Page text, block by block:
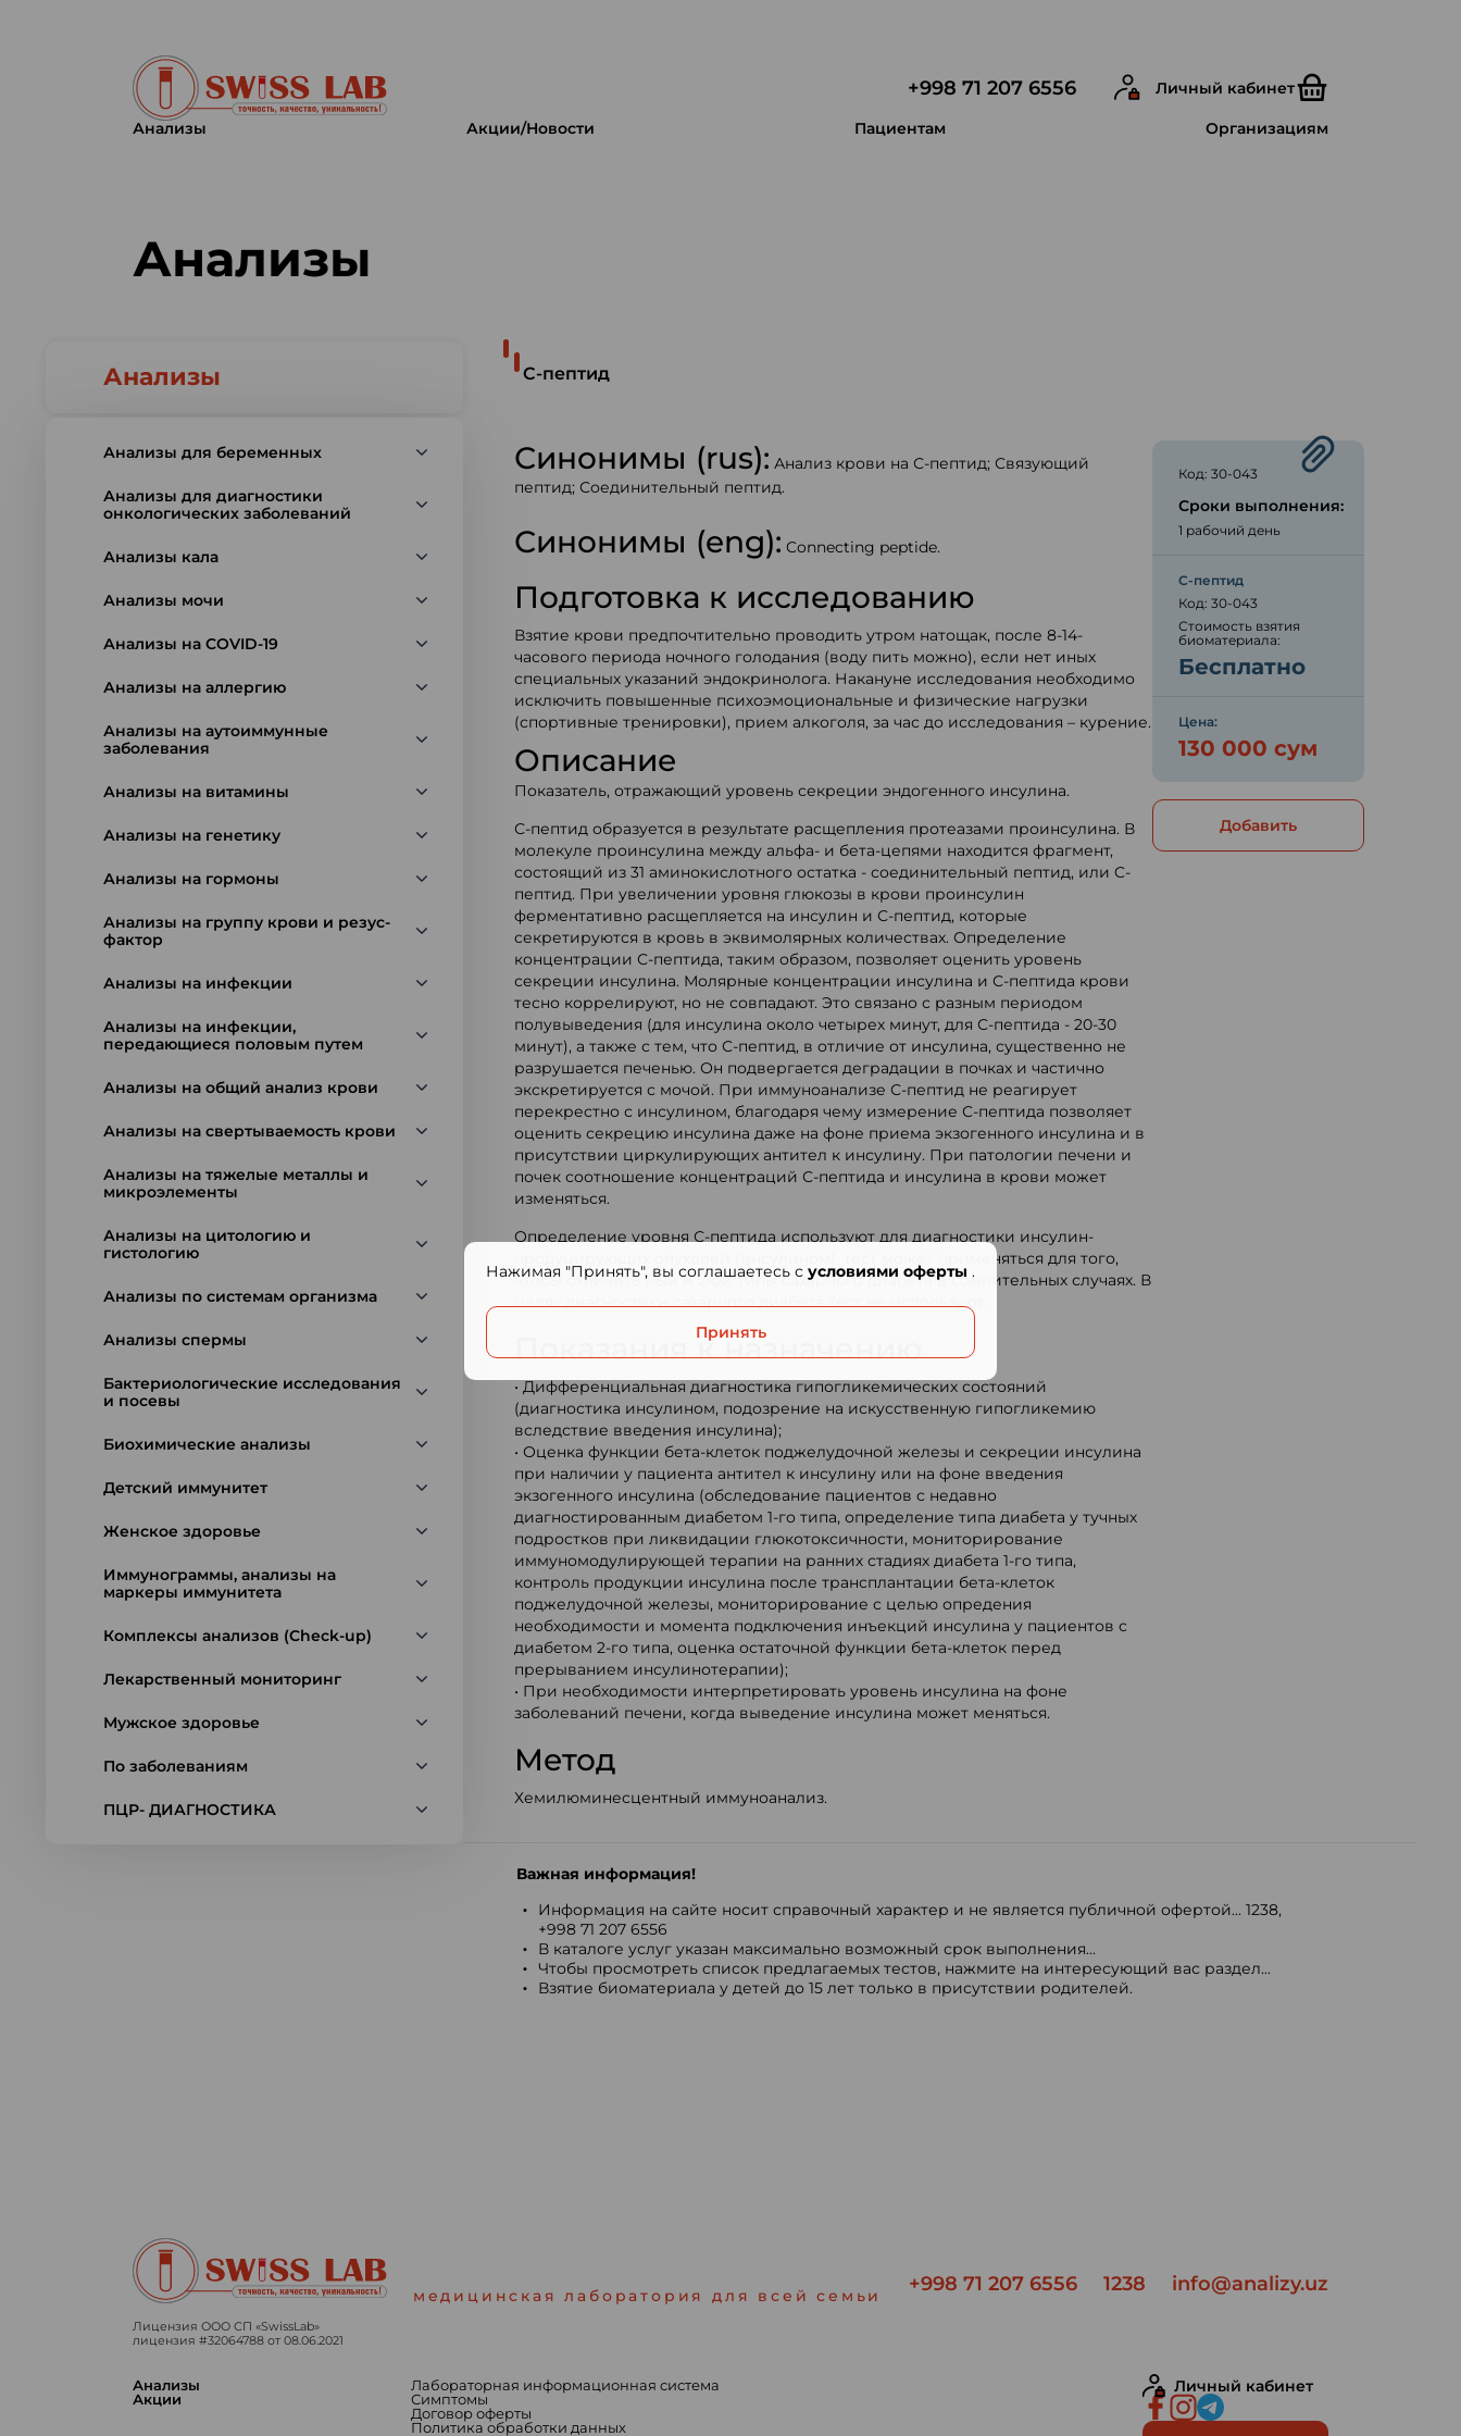
+998 71 207 6556 Личный кабинет
Анализы Акции/Новости Пациентам Организациям
Анализы
Анализы
Анализы для беременных
Анализы для диагностики
онкологических заболеваний
Анализы кала
Анализы мочи
Анализы на COVID-19
Анализы на аллергию
Анализы на аутоиммунные
заболевания
Анализы на витамины
Анализы на генетику
Анализы на гормоны
Анализы на группу крови и резус-
фактор
Анализы на инфекции
Анализы на инфекции,
передающиеся половым путем
Анализы на общий анализ крови
Анализы на свертываемость крови
Анализы на тяжелые металлы и
микроэлементы
Анализы на цитологию и
гистологию
Анализы по системам организма
Анализы спермы
Бактериологические исследования
и посевы
Биохимические анализы
Детский иммунитет
Женское здоровье
Иммунограммы, анализы на
маркеры иммунитета
Комплексы анализов (Check-up)
Лекарственный мониторинг
Мужское здоровье
По заболеваниям
ПЦР- ДИАГНОСТИКА
С-пептид
Синонимы (rus): Анализ крови на С-пептид; Связующий
пептид; Соединительный пептид.
Синонимы (eng): Connecting peptide.
Подготовка к исследованию
Взятие крови предпочтительно проводить утром натощак, после 8-14-
часового периода ночного голодания (воду пить можно), если нет иных
специальных указаний эндокринолога. Накануне исследования необходимо
исключить повышенные психоэмоциональные и физические нагрузки
(спортивные тренировки), прием алкоголя, за час до исследования – курение.
Описание
Показатель, отражающий уровень секреции эндогенного инсулина.
С-пептид образуется в результате расщепления протеазами проинсулина. В
молекуле проинсулина между альфа- и бета-цепями находится фрагмент,
состоящий из 31 аминокислотного остатка - соединительный пептид, или C-
пептид. При увеличении уровня глюкозы в крови проинсулин
ферментативно расщепляется на инсулин и С-пептид, которые
секретируются в кровь в эквимолярных количествах. Определение
концентрации С-пептида, таким образом, позволяет оценить уровень
секреции инсулина. Молярные концентрации инсулина и С-пептида крови
тесно коррелируют, но не совпадают. Это связано с разным периодом
полувыведения (для инсулина около четырех минут, для С-пептида - 20-30
минут), а также с тем, что С-пептид, в отличие от инсулина, существенно не
разрушается печенью. Он подвергается деградации в почках и частично
экскретируется с мочой. При иммуноанализе С-пептид не реагирует
перекрестно с инсулином, благодаря чему измерение С-пептида позволяет
оценить секрецию инсулина даже на фоне приема экзогенного инсулина и в
присутствии циркулирующих антител к инсулину. При патологии печени и
почек соотношение концентраций С-пептида и инсулина в крови может
изменяться.
Определение уровня С-пептида используют для диагностики инсулин-
продуцирующих опухолей (инсулином), тест может применяться для того,
чтобы отличить 1-ый и 2-ой типы сахарного диабета в сомнительных случаях. В
целях диагностики сахарного диабета тест не используют.
Показания к назначению
• Дифференциальная диагностика гипогликемических состояний
(диагностика инсулином, подозрение на искусственную гипогликемию
вследствие введения инсулина);
• Оценка функции бета-клеток поджелудочной железы и секреции инсулина
при наличии у пациента антител к инсулину или на фоне введения
экзогенного инсулина (обследование пациентов с недавно
диагностированным диабетом 1-го типа, определение типа диабета у тучных
подростков при ликвидации глюкотоксичности, мониторирование
иммуномодулирующей терапии на ранних стадиях диабета 1-го типа,
контроль продукции инсулина после трансплантации бета-клеток
поджелудочной железы, мониторирование с целью опредения
необходимости и момента подключения инъекций инсулина у пациентов с
диабетом 2-го типа, оценка остаточной функции бета-клеток перед
прерыванием инсулинотерапии);
• При необходимости интерпретировать уровень инсулина на фоне
заболеваний печени, когда выведение инсулина может меняться.
Метод
Хемилюминесцентный иммуноанализ.
Код: 30-043
Сроки выполнения:
1 рабочий день
С-пептид
Код: 30-043
Стоимость взятия
биоматериала:
Бесплатно
Цена:
130 000 сум
Добавить
Важная информация!
Информация на сайте носит справочный характер и не является публичной офертой... 1238,
+998 71 207 6556
В каталоге услуг указан максимально возможный срок выполнения...
Чтобы просмотреть список предлагаемых тестов, нажмите на интересующий вас раздел...
Взятие биоматериала у детей до 15 лет только в присутствии родителей.
Нажимая "Принять", вы соглашаетесь с условиями оферты .
Принять
медицинская лаборатория для всей семьи +998 71 207 6556 1238 info@analizy.uz
Лицензия ООО СП «SwissLab»
лицензия #32064788 от 08.06.2021
Анализы
Акции
Лабораторная информационная система
Симптомы
Договор оферты
Политика обработки данных
Личный кабинет